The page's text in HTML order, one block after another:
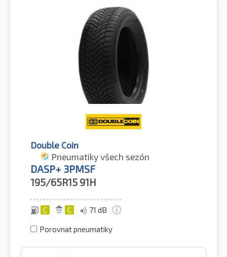
Double Coin
Pneumatiky všech sezón
DASP+ 3PMSF
195/65R15 91H
C C 71 dB
Porovnat pneumatiky